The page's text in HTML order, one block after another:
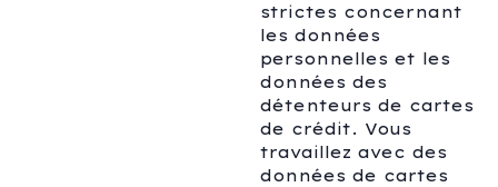
strictes concernant
les données
personnelles et les
données des
détenteurs de cartes
de crédit. Vous
travaillez avec des
données de cartes